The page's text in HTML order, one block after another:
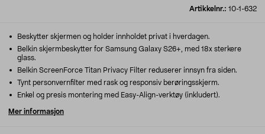
Artikkelnr.: 10-1-632
Beskytter skjermen og holder innholdet privat i hverdagen.
Belkin skjermbeskytter for Samsung Galaxy S26+, med 18x sterkere
glass.
Belkin ScreenForce Titan Privacy Filter reduserer innsyn fra siden.
Tynt personvernfilter med rask og responsiv berøringsskjerm.
Enkel og presis montering med Easy-Align-verktøy (inkludert).
Mer informasjon